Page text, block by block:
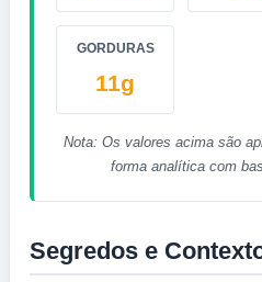
GORDURAS
11g
Nota: Os valores acima são
forma analítica com
Segredos e